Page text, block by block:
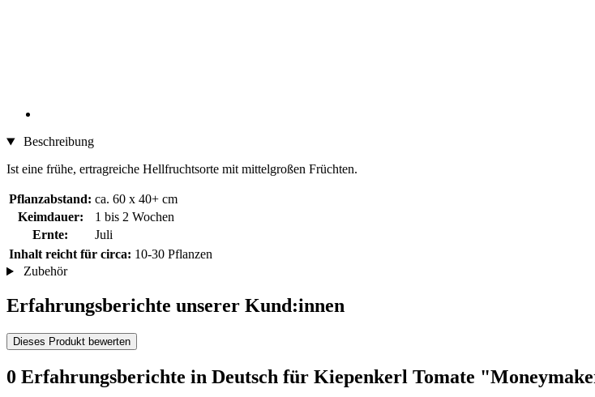
Beschreibung
Ist eine frühe, ertragreiche Hellfruchtsorte mit mittelgroßen Früchten.
Pflanzabstand: ca. 60 x 40+ cm
Keimdauer:
1 bis 2 Wochen
Ernte:
Juli
Inhalt reicht für circa: 10-30 Pflanzen
Zubehör
Erfahrungsberichte unserer Kund:innen
Dieses Produkt bewerten
0 Erfahrungsberichte in Deutsch für Kiepenkerl Tomate